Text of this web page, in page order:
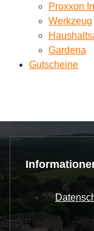
Proxxon
Werkzeug
Gardena
Gutscheine